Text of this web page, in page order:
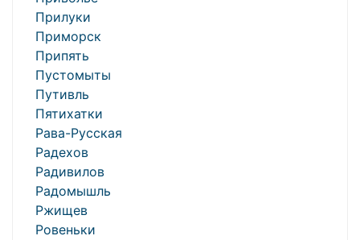
Прилуки
Приморск
Припять
Пустомыты
Путивль
Пятихатки
Рава-Русская
Радехов
Радивилов
Радомышль
Ржищев
Ровеньки